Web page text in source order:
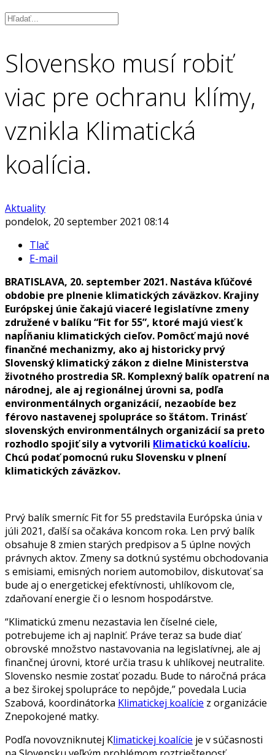
Slovensko musí robiť
viac pre ochranu klímy,
vznikla Klimatická
koalícia.
Aktuality
pondelok, 20 september 2021 08:14
Tlač
E-mail
BRATISLAVA, 20. september 2021. Nastáva kľúčové
obdobie pre plnenie klimatických záväzkov. Krajiny
Európskej únie čakajú viaceré legislatívne zmeny
združené v balíku “Fit for 55”, ktoré majú viesť k
napĺňaniu klimatických cieľov. Pomôcť majú nové
finančné mechanizmy, ako aj historicky prvý
Slovenský klimatický zákon z dielne Ministerstva
životného prostredia SR. Komplexný balík opatrení na
národnej, ale aj regionálnej úrovni sa, podľa
environmentálnych organizácií, nezaobíde bez
férovo nastavenej spolupráce so štátom. Trinásť
slovenských environmentálnych organizácií sa preto
rozhodlo spojiť sily a vytvorili Klimatickú koalíciu.
Chcú podať pomocnú ruku Slovensku v plnení
klimatických záväzkov.
Prvý balík smerníc Fit for 55 predstavila Európska únia v
júli 2021, ďalší sa očakáva koncom roka. Len prvý balík
obsahuje 8 zmien starých predpisov a 5 úplne nových
právnych aktov. Zmeny sa dotknú systému obchodovania
s emisiami, emisných noriem automobilov, diskutovať sa
bude aj o energetickej efektívnosti, uhlíkovom cle,
zdaňovaní energie či o lesnom hospodárstve.
“Klimatickú zmenu nezastavia len číselné ciele,
potrebujeme ich aj naplniť. Práve teraz sa bude diať
obrovské množstvo nastavovania na legislatívnej, ale aj
finančnej úrovni, ktoré určia trasu k uhlíkovej neutralite.
Slovensko nesmie zostať pozadu. Bude to náročná práca
a bez širokej spolupráce to nepôjde,” povedala Lucia
Szabová, koordinátorka Klimatickej koalície z organizácie
Znepokojené matky.
Podľa novovzniknutej Klimatickej koalície je v súčasnosti